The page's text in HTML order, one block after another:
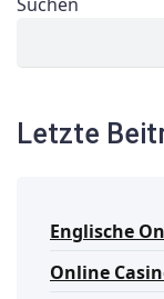
Letzte
Englische
Online